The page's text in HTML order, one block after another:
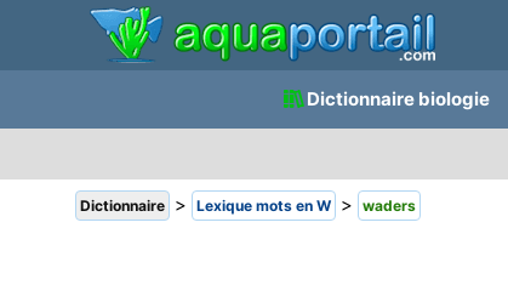
Dictionnaire biologie
Dictionnaire > Lexique mots en W > waders